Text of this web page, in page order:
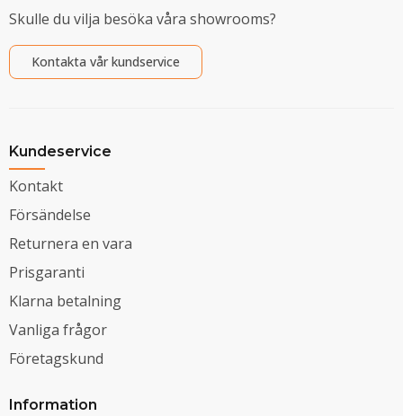
Skulle du vilja besöka våra showrooms?
Kontakta vår kundservice
Kundeservice
Kontakt
Försändelse
Returnera en vara
Prisgaranti
Klarna betalning
Vanliga frågor
Företagskund
Information